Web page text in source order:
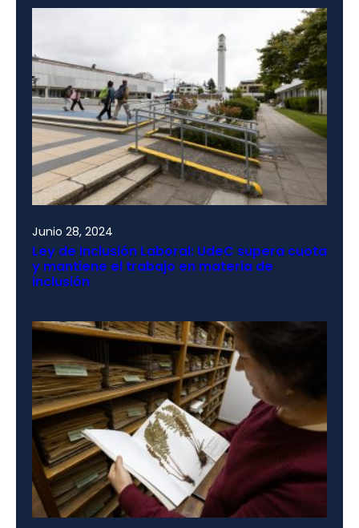
Junio 28, 2024
Ley de Inclusión Laboral: UdeC supera cuota
y mantiene el trabajo en materia de
inclusión